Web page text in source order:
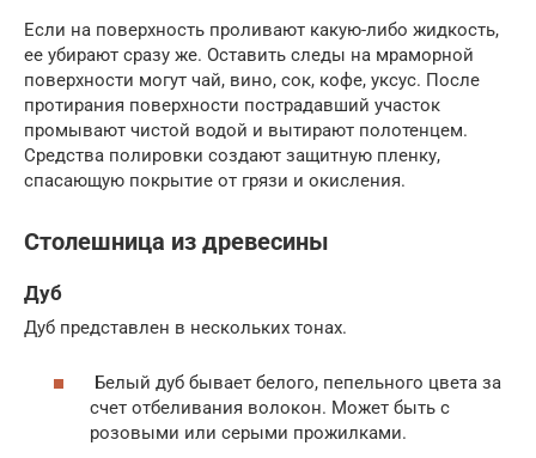
Если на поверхность проливают какую-либо жидкость,
ее убирают сразу же. Оставить следы на мраморной
поверхности могут чай, вино, сок, кофе, уксус. После
протирания поверхности пострадавший участок
промывают чистой водой и вытирают полотенцем.
Средства полировки создают защитную пленку,
спасающую покрытие от грязи и окисления.
Столешница из древесины
Дуб
Дуб представлен в нескольких тонах.
Белый дуб бывает белого, пепельного цвета за
счет отбеливания волокон. Может быть с
розовыми или серыми прожилками.